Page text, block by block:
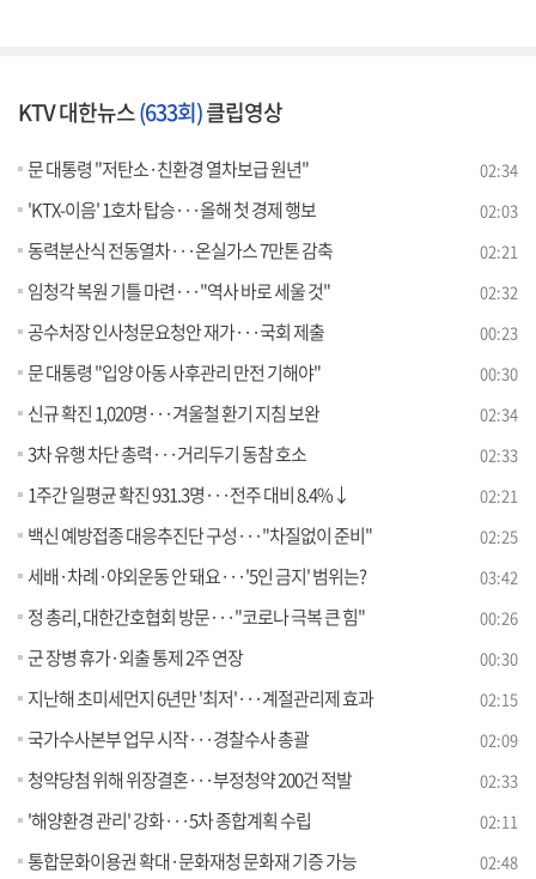
KTV 대한뉴스(633회)클립영상
문 대통령 "저탄소·친환경 열차보급 원년" 02:34
'KTX-이음' 1호차 탑승···올해 첫 경제 행보 02:03
동력분산식 전동열차···온실가스 7만톤 감축 02:21
임청각 복원 기틀 마련···"역사 바로 세울 것" 02:32
공수처장 인사청문요청안 재가···국회 제출 00:23
문 대통령 "입양 아동 사후관리 만전 기해야" 00:30
신규 확진 1,020명···겨울철 환기 지침 보완 02:34
3차 유행 차단 총력···거리두기 동참 호소 02:33
1주간 일평균 확진 931.3명···전주 대비 8.4%↓ 02:21
백신 예방접종 대응추진단 구성···"차질없이 준비" 02:25
세배·차례·야외운동 안 돼요···'5인 금지' 범위는? 03:42
정 총리, 대한간호협회 방문···"코로나 극복 큰 힘" 00:26
군 장병 휴가·외출 통제 2주 연장 00:30
지난해 초미세먼지 6년만 '최저'···계절관리제 효과 02:15
국가수사본부 업무 시작···경찰수사 총괄 02:09
청약당첨 위해 위장결혼···부정청약 200건 적발 02:33
'해양환경 관리' 강화···5차 종합계획 수립 02:11
통합문화이용권 확대·문화재청 문화재 기증 가능 02:48